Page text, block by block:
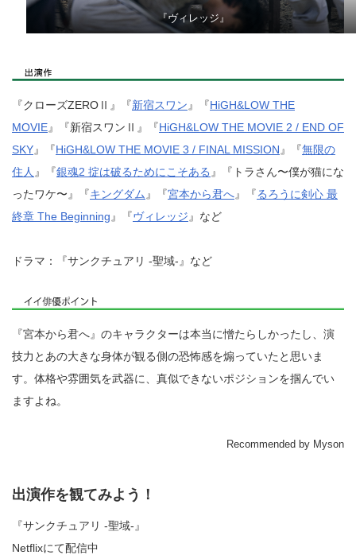
『ヴィレッジ』
『クローズZEROⅡ』『新宿スワン』『HiGH&LOW THE
MOVIE』『新宿スワンⅡ』『HiGH&LOW THE MOVIE 2 / END OF
SKY』『HiGH&LOW THE MOVIE 3 / FINAL MISSION』『無限の
住人 』『銀魂2 掟は破るためにこそある 』『トラさん〜僕が猫にな
ったワケ〜』『キングダム』『宮本から君へ』『るろうに剣心 最
終章 The Beginning』『ヴィレッジ』など
ドラマ：『サンクチュアリ -聖域-』など
『宮本から君へ』のキャラクターは本当に憎たらしかったし、演
技力とあの大きな身体が観る側の恐怖感を煽っていたと思いま
す。体格や雰囲気を武器に、真似できないポジションを掴んでい
ますよね。
Recommended by Myson
出演作を観てみよう！
『サンクチュアリ -聖域-』
Netflixにて配信中